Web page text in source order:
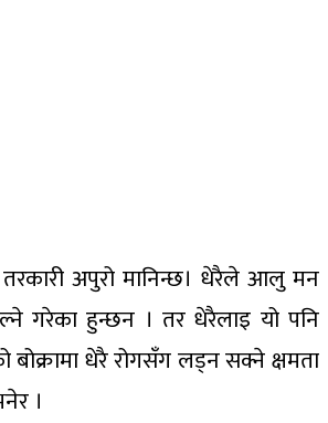
अपुरो मानिन्छ। धेरैले आलु मन
गरेका हुन्छन । तर धेरैलाइ यो पनि
धेरै रोगसँग लड्न सक्ने क्षमता
।